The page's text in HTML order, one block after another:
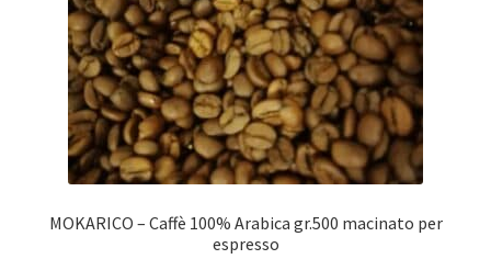
MOKARICO – Caffè 100% Arabica gr.500 macinato per
espresso